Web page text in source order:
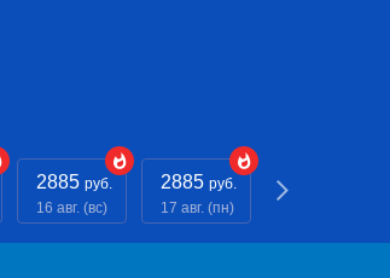
2885 руб.
16 авг. (вс)
2885 руб.
17 авг. (пн)